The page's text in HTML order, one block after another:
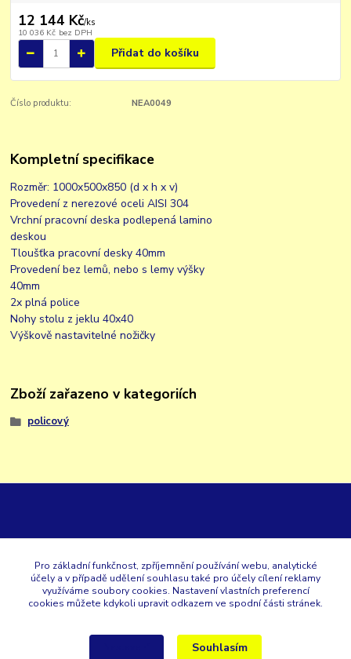
12 144 Kč/ks
10 036 Kč bez DPH
Přidat do košíku
Číslo produktu: NEA0049
Kompletní specifikace
Rozměr: 1000x500x850 (d x h x v)
Provedení z nerezové oceli AISI 304
Vrchní pracovní deska podlepená lamino
deskou
Tloušťka pracovní desky 40mm
Provedení bez lemů, nebo s lemy výšky
40mm
2x plná police
Nohy stolu z jeklu 40x40
Výškově nastavitelné nožičky
Zboží zařazeno v kategoriích
policový
+420 353 567 257
Pro základní funkčnost, zpříjemnění používání webu, analytické
účely a v případě udělení souhlasu také pro účely cílení reklamy
využíváme soubory cookies. Nastavení vlastních preferencí
cookies můžete kdykoli upravit odkazem ve spodní části stránek.
Souhlasím